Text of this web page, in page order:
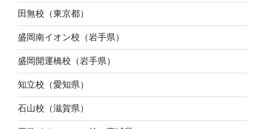
田無校（東京都）
盛岡南イオン校（岩手県）
盛岡開運橋校（岩手県）
知立校（愛知県）
石山校（滋賀県）